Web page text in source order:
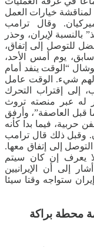
لمناقشة خيارات العمل
وقال ترامب
لإيران، وحذر
للتوصل إلى إتفاق،
يوم أمس الأحد،
“الوقت ينفد أمام
لهم شيء. الوقت عامل
إلى إقتراب التحرك
له عبر منصته تروث
العاصفة”، وأرفق
حربية، فيما بدا كأنه
وقبل ذلك قال ترامب
التوصل إلى إتفاق معها.
يعرف إن كان سيتم
إلى أن الإيرانيين
ستواجه وقتا سيئا
محطة براكة